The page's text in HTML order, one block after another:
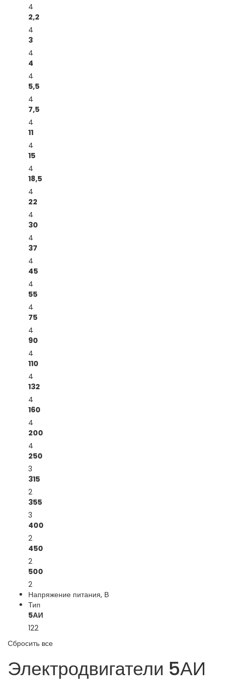
4
2,2
4
3
4
4
4
5,5
4
7,5
4
11
4
15
4
18,5
4
22
4
30
4
37
4
45
4
55
4
75
4
90
4
110
4
132
4
160
4
200
4
250
3
315
2
355
3
400
2
450
2
500
2
Напряжение питания, В
Тип
5АИ
122
Сбросить все
Электродвигатели 5АИ